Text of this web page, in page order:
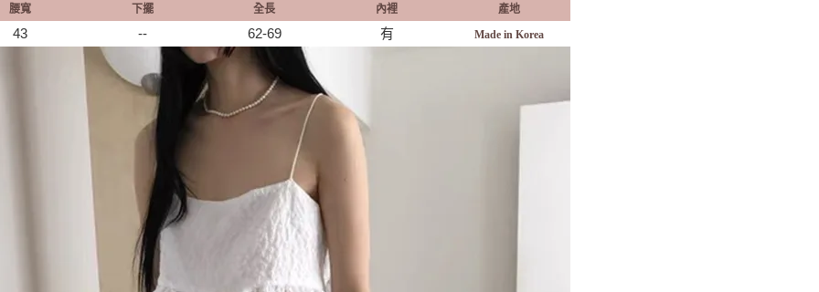
腰寬
下擺 全長 內裡 產地
43 -- 62-69 有 Made in Korea